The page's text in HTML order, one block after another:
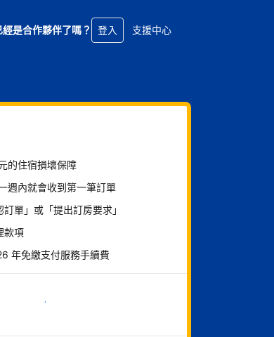
經是合作夥伴了嗎？ 登入 支援中心
的住宿損壞保障
週內就會收到第一筆訂單
單」或「提出訂房要求」
款項
年免繳支付服務手續費
現在就開始